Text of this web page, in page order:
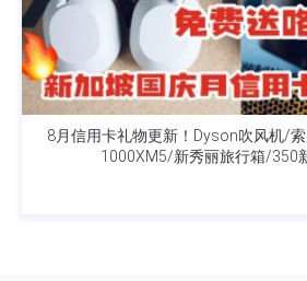
8月信用卡礼物更新！Dyson吹风机/
1000XM5/新秀丽旅行箱/350